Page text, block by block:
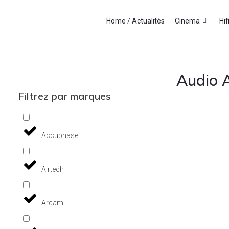
Home / Actualités Cinema Hifi
Filtrez par marques
Accuphase
Airtech
Arcam
Audio